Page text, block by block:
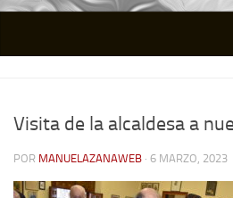
Actividades
Visita de la alcaldesa a
POR MANUELAZANAWEB · 6 MARZO, 2023